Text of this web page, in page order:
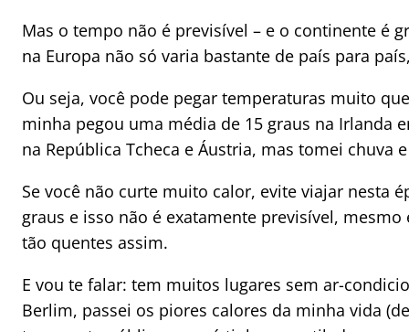
Mas o tempo não é previsível – e o continente é
na Europa não só varia bastante de país para
Ou seja, você pode pegar temperaturas muito
minha pegou uma média de 15 graus na Irlanda
na República Tcheca e Áustria, mas tomei chuva
Se você não curte muito calor, evite viajar nesta
graus e isso não é exatamente previsível,
tão quentes assim.
E vou te falar: tem muitos lugares sem ar-
Berlim, passei os piores calores da minha vida